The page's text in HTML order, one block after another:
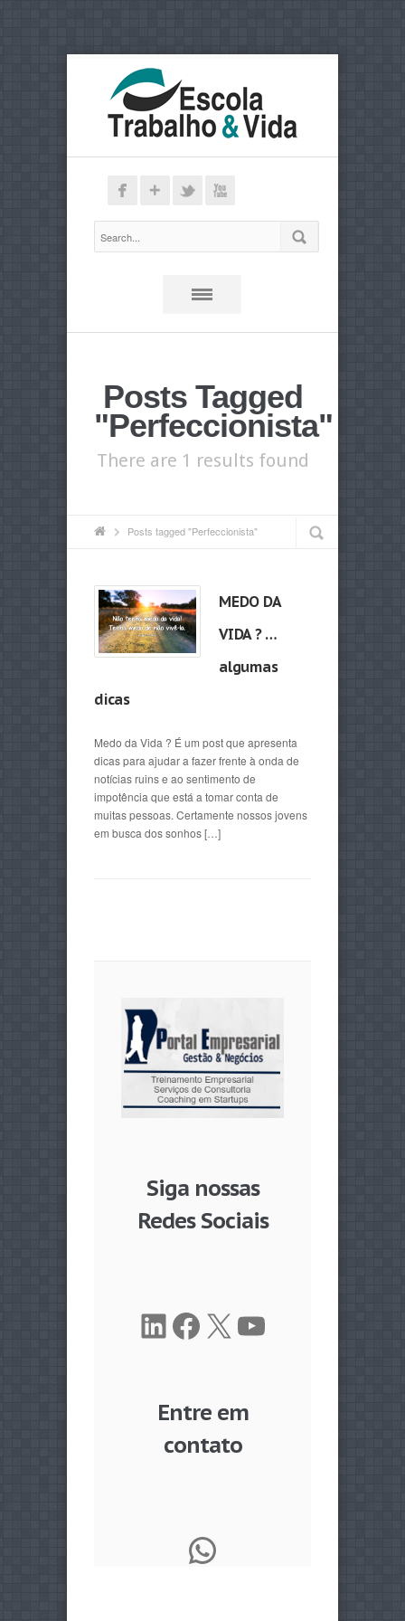
Posts Tagged
"Perfeccionista"
There are 1 results found
Posts tagged "Perfeccionista"
MEDO DA
VIDA ? …
algumas
dicas
Medo da Vida ? É um post que apresenta
dicas para ajudar a fazer frente à onda de
notícias ruins e ao sentimento de
impotência que está a tomar conta de
muitas pessoas. Certamente nossos jovens
em busca dos sonhos […]
Siga nossas
Redes Sociais
LinkedIn
Facebook
X Youtube
Entre em
contato
WhatsApp